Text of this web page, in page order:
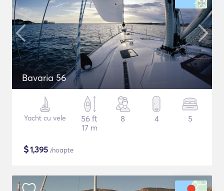
Bavaria 56
Yacht cu vele
56 ft
17 m
8 4 5
$1,395 /noapte